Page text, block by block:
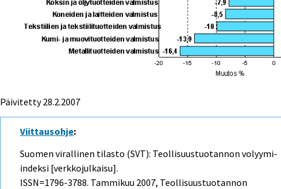
Päivitetty28.2.2007
Viittausohje:
Suomen virallinen tilasto (SVT): Teollisuustuotannon volyymi-
indeksi [verkkojulkaisu].
ISSN=1796-3788. Tammikuu 2007, Teollisuustuotannon